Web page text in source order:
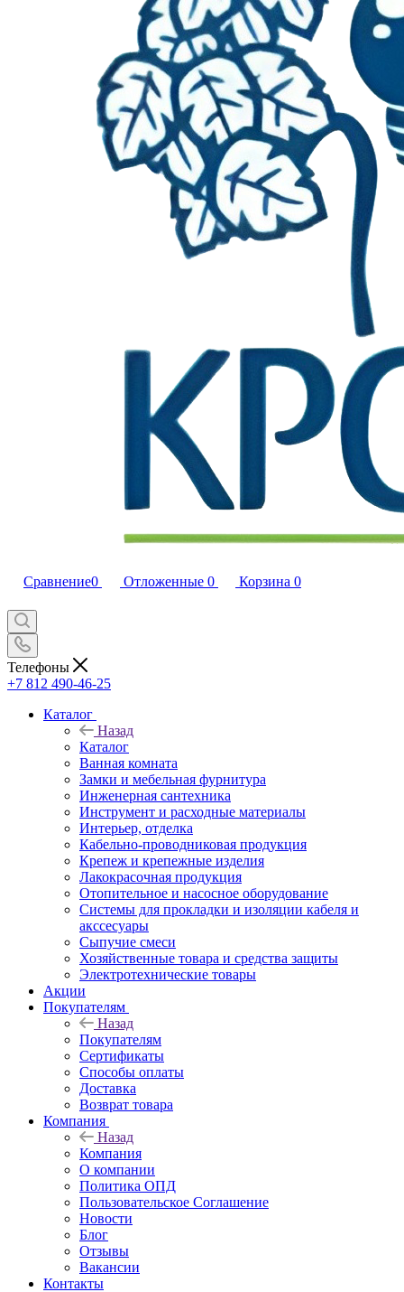
Сравнение0 Отложенные 0 Корзина 0
Телефоны
+7 812 490-46-25
Каталог
Назад
Каталог
Ванная комната
Замки и мебельная фурнитура
Инженерная сантехника
Инструмент и расходные материалы
Интерьер, отделка
Кабельно-проводниковая продукция
Крепеж и крепежные изделия
Лакокрасочная продукция
Отопительное и насосное оборудование
Системы для прокладки и изоляции кабеля и
акссесуары
Сыпучие смеси
Хозяйственные товара и средства защиты
Электротехнические товары
Акции
Покупателям
Назад
Покупателям
Сертификаты
Способы оплаты
Доставка
Возврат товара
Компания
Назад
Компания
О компании
Политика ОПД
Пользовательское Соглашение
Новости
Блог
Отзывы
Вакансии
Контакты